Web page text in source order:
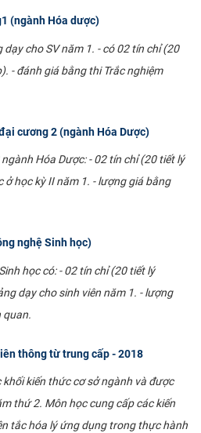
(ngành Hóa dược)
cho SV năm 1. - có 02 tín chỉ (20
- đánh giá bằng thi Trắc nghiệm
cương 2 (ngành Hóa Dược)
Hóa Dược: - 02 tín chỉ (20 tiết lý
học kỳ II năm 1. - lượng giá bằng
nghệ Sinh học)
học có: - 02 tín chỉ (20 tiết lý
dạy cho sinh viên năm 1. - lượng
quan.
thông từ trung cấp - 2018
kiến thức cơ sở ngành và được
thứ 2. Môn học cung cấp các kiến
tắc hóa lý ứng dụng trong thực hành